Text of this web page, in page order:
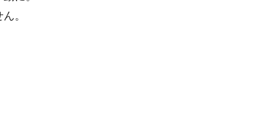
。